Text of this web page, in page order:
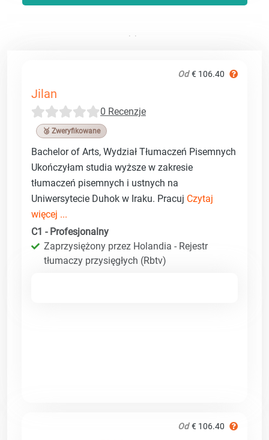
Od € 106.40
Jilan
0 Recenzje
🥉 Zweryfikowane
Bachelor of Arts, Wydział Tłumaczeń Pisemnych
Ukończyłam studia wyższe w zakresie
tłumaczeń pisemnych i ustnych na
Uniwersytecie Duhok w Iraku. Pracuj Czytaj
więcej ...
C1 - Profesjonalny
Zaprzysiężony przez Holandia - Rejestr
tłumaczy przysięgłych (Rbtv)
Od € 106.40